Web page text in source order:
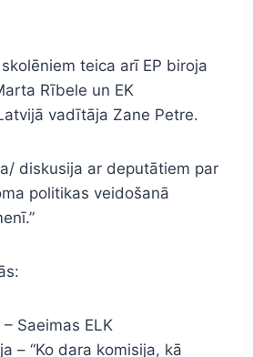
teica arī EP biroja
Rībele un EK
vadītāja Zane Petre.
diskusija ar deputātiem par
politikas veidošanā
Saeimas ELK
– “Ko dara komisija, kā